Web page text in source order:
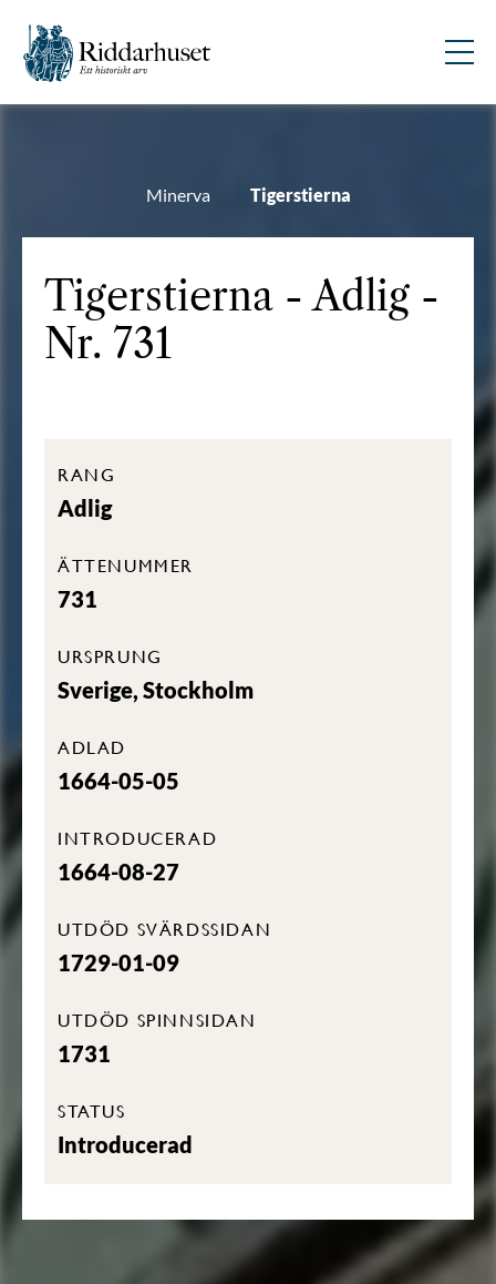
Minerva Tigerstierna
Tigerstierna - Adlig -
Nr. 731
RANG
Adlig
ÄTTENUMMER
731
URSPRUNG
Sverige, Stockholm
ADLAD
1664-05-05
INTRODUCERAD
1664-08-27
UTDÖD SVÄRDSSIDAN
1729-01-09
UTDÖD SPINNSIDAN
1731
STATUS
Introducerad